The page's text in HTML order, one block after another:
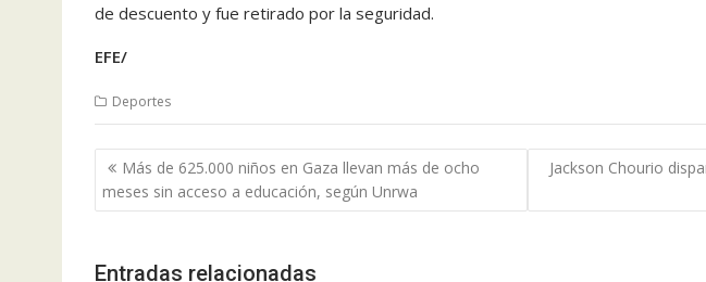
de descuento y fue retirado por la seguridad.
EFE/
Deportes
Navegación
de
entradas
Más de 625.000 niños en Gaza llevan más de ocho
meses sin acceso a educación, según Unrwa
Jackson Chourio
Entradas relacionadas